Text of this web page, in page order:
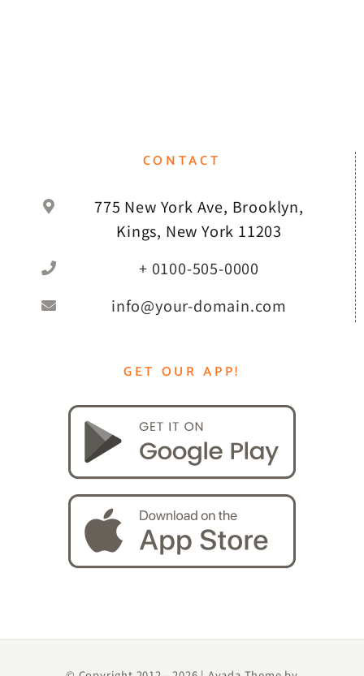
CONTACT
775 New York Ave, Brooklyn,
Kings, New York 11203
+ 0100-505-0000
info@your-domain.com
GET OUR APP!